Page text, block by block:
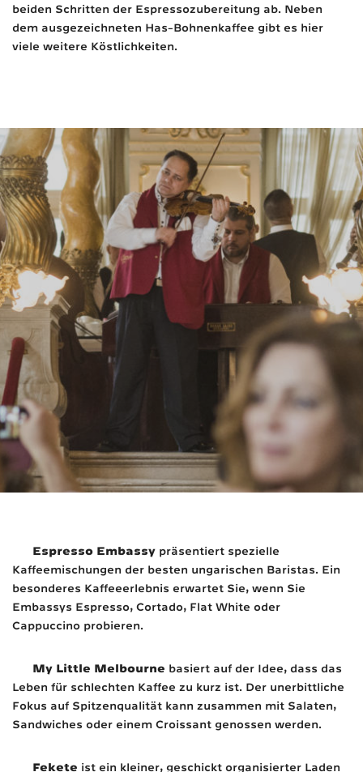
beiden Schritten der Espressozubereitung ab. Neben
dem ausgezeichneten Has-Bohnenkaffee gibt es hier
viele weitere Köstlichkeiten.
Espresso Embassy präsentiert spezielle
Kaffeemischungen der besten ungarischen Baristas. Ein
besonderes Kaffeeerlebnis erwartet Sie, wenn Sie
Embassys Espresso, Cortado, Flat White oder
Cappuccino probieren.
My Little Melbourne basiert auf der Idee, dass das
Leben für schlechten Kaffee zu kurz ist. Der unerbittliche
Fokus auf Spitzenqualität kann zusammen mit Salaten,
Sandwiches oder einem Croissant genossen werden.
Fekete ist ein kleiner, geschickt organisierter Laden